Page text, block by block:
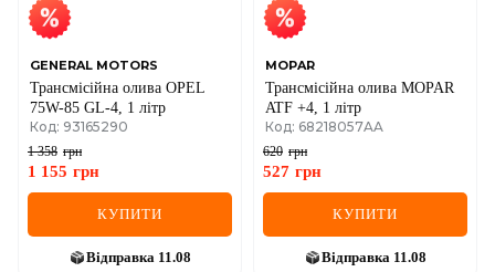
GENERAL MOTORS
Трансмісійна олива OPEL
75W-85 GL-4, 1 літр
Код: 93165290
1 358 грн
1 155 грн
КУПИТИ
Відправка 11.08
MOPAR
Трансмісійна олива MOPAR
ATF +4, 1 літр
Код: 68218057AA
620 грн
527 грн
КУПИТИ
Відправка 11.08